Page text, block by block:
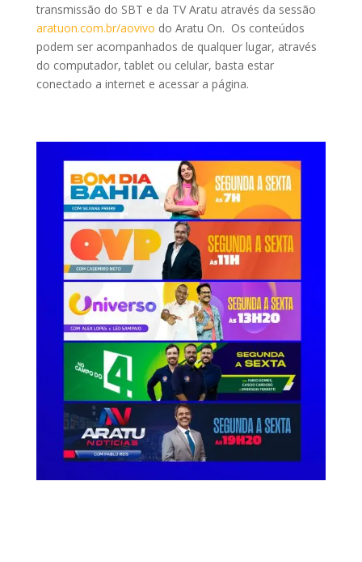
transmissão do SBT e da TV Aratu através da sessão
aratuon.com.br/aovivo do Aratu On. Os conteúdos
podem ser acompanhados de qualquer lugar, através
do computador, tablet ou celular, basta estar
conectado a internet e acessar a página.